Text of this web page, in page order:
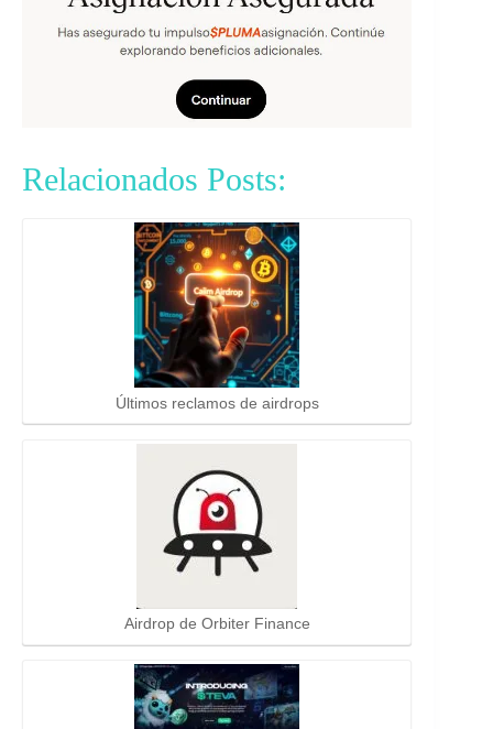
Relacionados Posts:
Últimos reclamos de airdrops
Airdrop de Orbiter Finance